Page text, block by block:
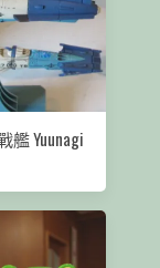
艦 Yuunagi